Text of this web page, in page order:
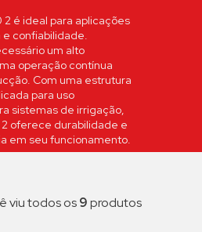
é ideal para aplicações
confiabilidade.
um alto
operação contínua
Com uma estrutura
para uso
sistemas de irrigação,
oferece durabilidade e
em seu funcionamento.
viu todos os9produtos
9